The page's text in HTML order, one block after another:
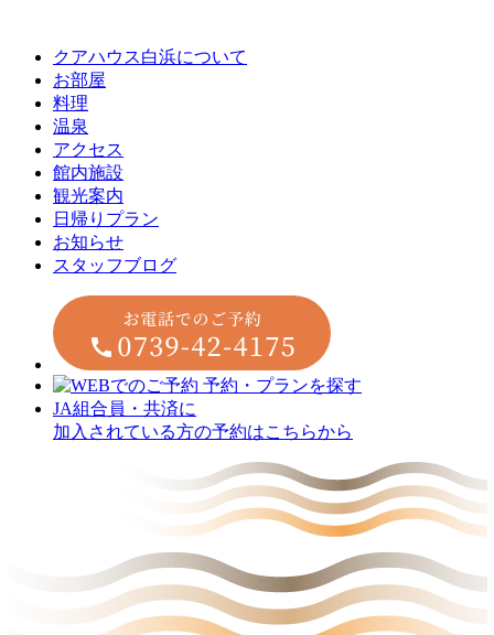
クアハウス白浜について
お部屋
料理
温泉
アクセス
館内施設
観光案内
⽇帰りプラン
お知らせ
スタッフブログ
JA組合員・共済に
加入されている方の予約はこちらから